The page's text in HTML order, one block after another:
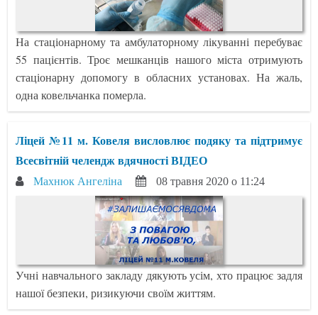
На стаціонарному та амбулаторному лікуванні перебуває
55 пацієнтів. Троє мешканців нашого міста отримують
стаціонарну допомогу в обласних установах. На жаль,
одна ковельчанка померла.
Ліцей №11 м. Ковеля висловлює подяку та підтримує
Всесвітній челендж вдячності ВІДЕО
Махнюк Ангеліна 08 травня 2020 о 11:24
Учні навчального закладу дякують усім, хто працює задля
нашої безпеки, ризикуючи своїм життям.